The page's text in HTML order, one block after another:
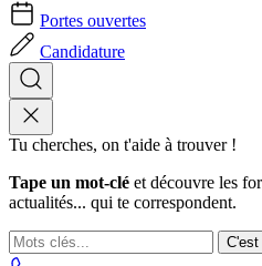
Portes ouvertes
Candidature
Tu cherches, on t'aide à trouver !
Tape un mot-clé et découvre les
actualités... qui te correspondent.
C'est